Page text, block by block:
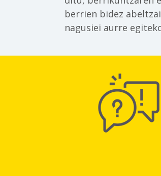
berrien bidez
nagusiei aurre